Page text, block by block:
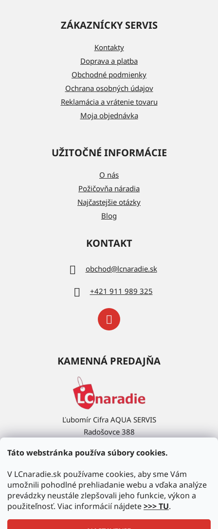
Táto webstránka používa súbory cookies.
V LCnaradie.sk používame cookies, aby sme Vám
umožnili pohodlné prehliadanie webu a vďaka analýze
prevádzky neustále zlepšovali jeho funkcie, výkon a
použiteľnosť. Viac informácií nájdete>>> TU.
ZÁKAZNÍCKY SERVIS
Kontakty
Doprava a platba
Obchodné podmienky
Ochrana osobných údajov
Reklamácia a vrátenie tovaru
Moja objednávka
UŽITOČNÉ INFORMÁCIE
O nás
Požičovňa náradia
Najčastejšie otázky
Blog
KONTAKT
obchod@lcnaradie.sk
+421 911 989 325
KAMENNÁ PREDAJŇA
Ľubomír Cifra AQUA SERVIS
Radošovce 388